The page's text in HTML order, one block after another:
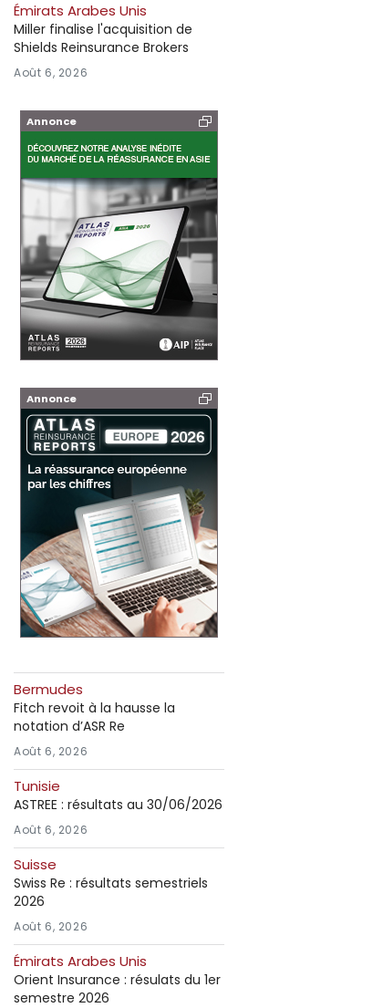
Émirats Arabes Unis
Miller finalise l'acquisition de
Shields Reinsurance Brokers
Août 6, 2026
Annonce
Annonce
Bermudes
Fitch revoit à la hausse la
notation d’ASR Re
Août 6, 2026
Tunisie
ASTREE : résultats au 30/06/2026
Août 6, 2026
Suisse
Swiss Re : résultats semestriels
2026
Août 6, 2026
Émirats Arabes Unis
Orient Insurance : résulats du 1er
semestre 2026